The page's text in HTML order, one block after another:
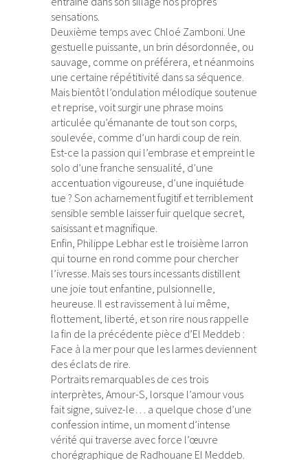
sensations.
Deuxième temps avec Chloé Zamboni. Une
gestuelle puissante, un brin désordonnée, ou
sauvage, comme on préférera, et néanmoins
une certaine répétitivité dans sa séquence.
Mais bientôt l’ondulation mélodique soutenue
et reprise, voit surgir une phrase moins
articulée qu’émanante de tout son corps,
soulevée, comme d’un hardi coup de rein.
Est-ce la passion qui l’embrase et empreint le
solo d’une franche sensualité, d’une
accentuation vigoureuse, d’une inquiétude
tue ? Son acharnement fugitif et terriblement
sensible semble laisser fuir quelque secret,
saisissant et magnifique.
Enfin, Philippe Lebhar est le troisième larron
qui tourne en rond comme pour chercher
l’ivresse. Mais ses tours incessants distillent
une joie tout enfantine, pulsionnelle,
heureuse. Il est ravissement à lui même,
flottement, liberté, et son rire nous rappelle
la fin de la précédente pièce d’El Meddeb :
Face à la mer pour que les larmes deviennent
des éclats de rire.
Portraits remarquables de ces trois
interprètes, Amour-S, lorsque l’amour vous
fait signe, suivez-le… a quelque chose d’une
confession intime, un moment d’intense
vérité qui traverse avec force l’œuvre
chorégraphique de Radhouane El Meddeb.